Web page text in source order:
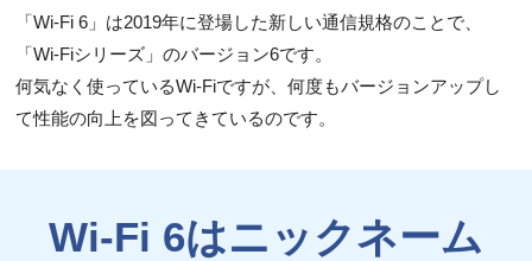
「Wi-Fi 6」は2019年に登場した新しい通信規格のことで、
「Wi-Fiシリーズ」のバージョン6です。
何気なく使っているWi-Fiですが、何度もバージョンアップし
て性能の向上を図ってきているのです。
Wi-Fi 6はニックネーム